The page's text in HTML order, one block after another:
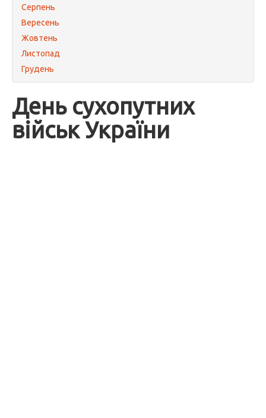
Серпень
Вересень
Жовтень
Листопад
Грудень
День сухопутних
військ України